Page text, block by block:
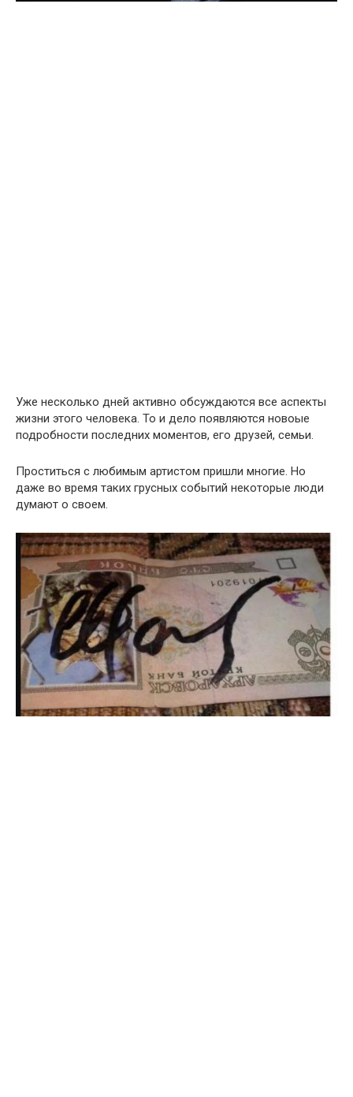
Уже несколько дней активно обсуждаются все аспекты
жизни этого человека. То и дело появляются новоые
подробности последних моментов, его друзей, семьи.
Проститься с любимым артистом пришли многие. Но
даже во время таких грусных событий некоторые люди
думают о своем.